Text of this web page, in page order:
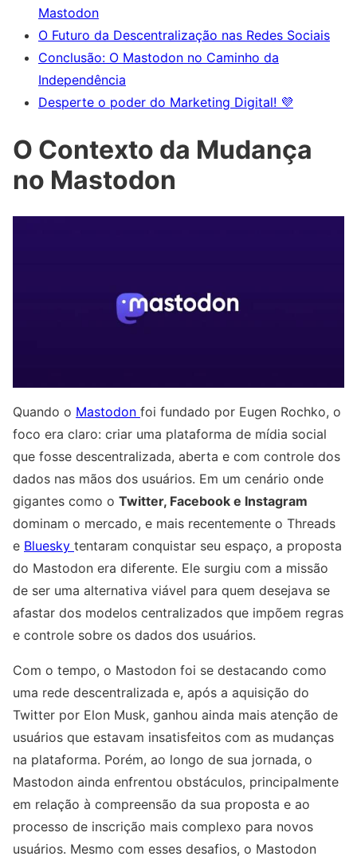
Mastodon
O Futuro da Descentralização nas Redes Sociais
Conclusão: O Mastodon no Caminho da
Independência
Desperte o poder do Marketing Digital! 💜
O Contexto da Mudança
no Mastodon
Quando o Mastodon foi fundado por Eugen Rochko, o
foco era claro: criar uma plataforma de mídia social
que fosse descentralizada, aberta e com controle dos
dados nas mãos dos usuários. Em um cenário onde
gigantes como o Twitter, Facebook e Instagram
dominam o mercado, e mais recentemente o Threads
e Bluesky tentaram conquistar seu espaço, a proposta
do Mastodon era diferente. Ele surgiu com a missão
de ser uma alternativa viável para quem desejava se
afastar dos modelos centralizados que impõem regras
e controle sobre os dados dos usuários.
Com o tempo, o Mastodon foi se destacando como
uma rede descentralizada e, após a aquisição do
Twitter por Elon Musk, ganhou ainda mais atenção de
usuários que estavam insatisfeitos com as mudanças
na plataforma. Porém, ao longo de sua jornada, o
Mastodon ainda enfrentou obstáculos, principalmente
em relação à compreensão da sua proposta e ao
processo de inscrição mais complexo para novos
usuários. Mesmo com esses desafios, o Mastodon